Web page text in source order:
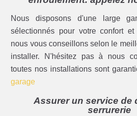
Nous disposons d'une large
sélectionnés pour votre confort
nous vous conseillons selon le
installer. N'hésitez pas à nous
toutes nos installations sont
garage
Assurer un service de
serrurerie